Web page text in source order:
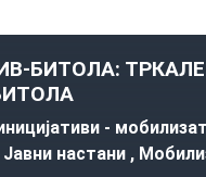
БИТОЛА:
-
настани ,